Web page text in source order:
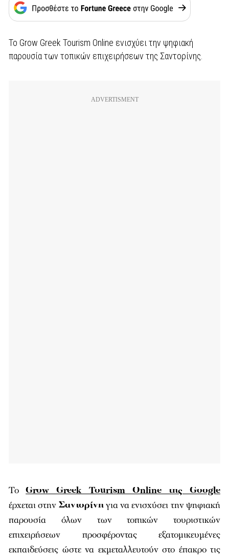
Το Grow Greek Tourism Online ενισχύει την ψηφιακή
παρουσία των τοπικών επιχειρήσεων της Σαντορίνης.
ΤοGrow Greek Tourism Online της Google
έρχεται στην Σαντορίνηγια να ενισχύσει την ψηφιακή
παρουσία όλων των τοπικών τουριστικών
επιχειρήσεων προσφέροντας εξατομικευμένες
εκπαιδεύσεις ώστε να εκμεταλλευτούν στο έπακρο τις